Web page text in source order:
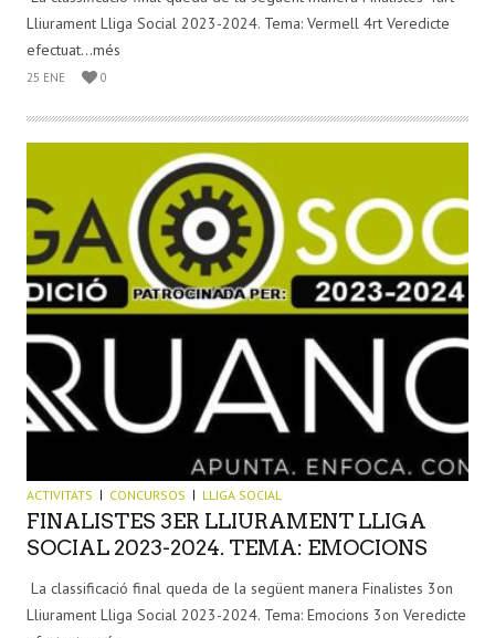
Lliurament Lliga Social 2023-2024. Tema: Vermell 4rt Veredicte
efectuat...més
25 ENE 0
ACTIVITATS CONCURSOS LLIGA SOCIAL
FINALISTES 3ER LLIURAMENT LLIGA
SOCIAL 2023-2024. TEMA: EMOCIONS
La classificació final queda de la següent manera Finalistes 3on
Lliurament Lliga Social 2023-2024. Tema: Emocions 3on Veredicte